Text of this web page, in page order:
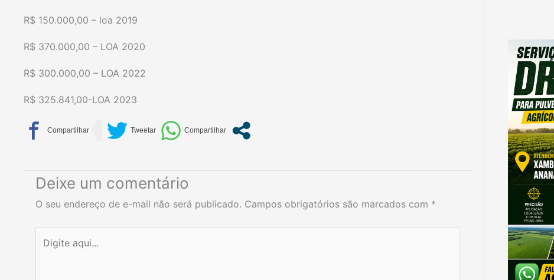
R$ 150.000,00 – loa 2019
R$ 370.000,00 – LOA 2020
R$ 300.000,00 – LOA 2022
R$ 325.841,00-LOA 2023
Deixe um comentário
O seu endereço de e-mail não será publicado. Campos obrigatórios são marcados com *
aqui...